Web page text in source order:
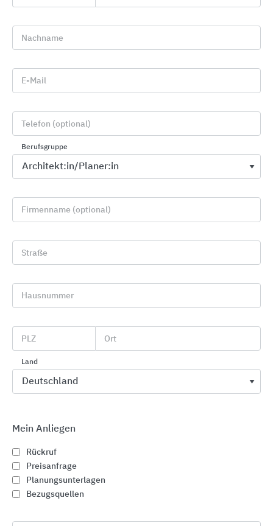
Heras
Leit- und Sicherheitssysteme
Nachname
E-Mail
Telefon (optional)
Berufsgruppe
Firmenname (optional)
Straße
Hausnummer
PLZ Ort
Land
Mein Anliegen
Rückruf
Preisanfrage
Planungsunterlagen
Bezugsquellen